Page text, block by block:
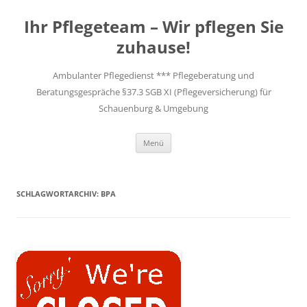
springen
Ihr Pflegeteam – Wir pflegen Sie
zuhause!
Ambulanter Pflegedienst *** Pflegeberatung und
Beratungsgespräche §37.3 SGB XI (Pflegeversicherung) für
Schauenburg & Umgebung
Menü
SCHLAGWORTARCHIV: BPA